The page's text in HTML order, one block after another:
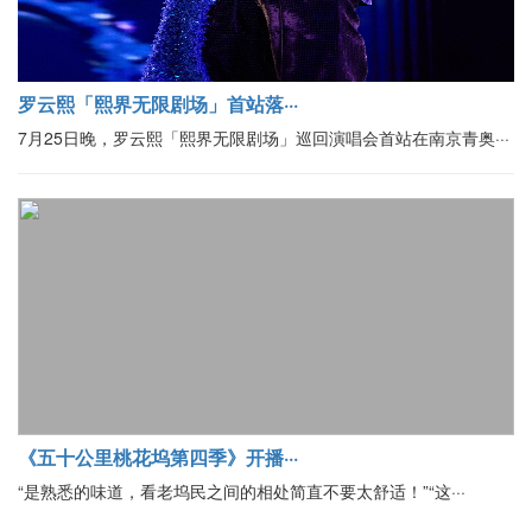
罗云熙「熙界无限剧场」首站落···
7月25日晚，罗云熙「熙界无限剧场」巡回演唱会首站在南京青奥···
《五十公里桃花坞第四季》开播···
“是熟悉的味道，看老坞民之间的相处简直不要太舒适！”“这···